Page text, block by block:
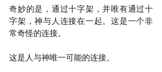
奇妙的是，通过十字架，并唯有通过十
字架，神与人连接在一起。这是一个非
常奇怪的连接。
这是人与神唯一可能的连接。